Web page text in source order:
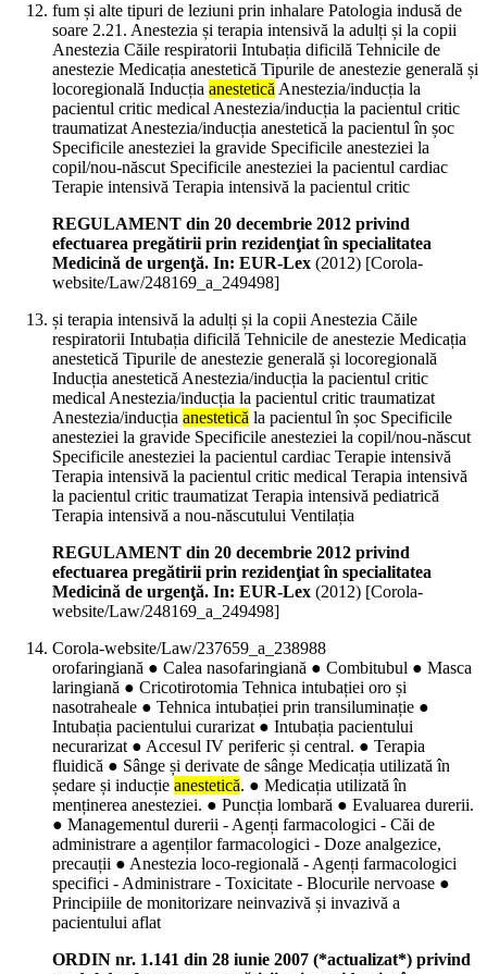
fum și alte tipuri de leziuni prin inhalare Patologia indusă de
soare 2.21. Anestezia și terapia intensivă la adulți și la copii
Anestezia Căile respiratorii Intubația dificilă Tehnicile de
anestezie Medicația anestetică Tipurile de anestezie generală și
locoregională Inducția anesteticăAnestezia/inducția la
pacientul critic medical Anestezia/inducția la pacientul critic
traumatizat Anestezia/inducția anestetică la pacientul în șoc
Specificile anesteziei la gravide Specificile anesteziei la
copil/nou-născut Specificile anesteziei la pacientul cardiac
Terapie intensivă Terapia intensivă la pacientul critic
REGULAMENT din 20 decembrie 2012 privind
efectuarea pregătirii prin rezidenţiat în specialitatea
Medicină de urgenţă. In: EUR-Lex (2012) [Corola-
website/Law/248169_a_249498]
și terapia intensivă la adulți și la copii Anestezia Căile
respiratorii Intubația dificilă Tehnicile de anestezie Medicația
anestetică Tipurile de anestezie generală și locoregională
Inducția anestetică Anestezia/inducția la pacientul critic
medical Anestezia/inducția la pacientul critic traumatizat
Anestezia/inducția anestetică la pacientul în șoc Specificile
anesteziei la gravide Specificile anesteziei la copil/nou-născut
Specificile anesteziei la pacientul cardiac Terapie intensivă
Terapia intensivă la pacientul critic medical Terapia intensivă
la pacientul critic traumatizat Terapia intensivă pediatrică
Terapia intensivă a nou-născutului Ventilația
REGULAMENT din 20 decembrie 2012 privind
efectuarea pregătirii prin rezidenţiat în specialitatea
Medicină de urgenţă. In: EUR-Lex (2012) [Corola-
website/Law/248169_a_249498]
Corola-website/Law/237659_a_238988
orofaringiană ● Calea nasofaringiană ● Combitubul ● Masca
laringiană ● Cricotirotomia Tehnica intubației oro și
nasotraheale ● Tehnica intubației prin transiluminație ●
Intubația pacientului curarizat ● Intubația pacientului
necurarizat ● Accesul IV periferic și central. ● Terapia
fluidică ● Sânge și derivate de sânge Medicația utilizată în
ședare și inducție anestetică. ● Medicația utilizată în
menținerea anesteziei. ● Puncția lombară ● Evaluarea durerii.
● Managementul durerii - Agenți farmacologici - Căi de
administrare a agenților farmacologici - Doze analgezice,
precauții ● Anestezia loco-regională - Agenți farmacologici
specifici - Administrare - Toxicitate - Blocurile nervoase ●
Principiile de monitorizare neinvazivă și invazivă a
pacientului aflat
ORDIN nr. 1.141 din 28 iunie 2007 (*actualizat*) privind